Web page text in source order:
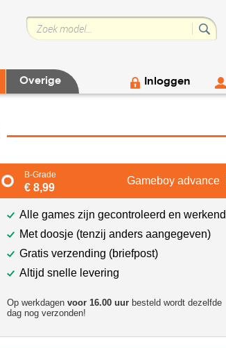
Overige Inloggen
B-Grade
€ 8,99
Gameboy advance |
Alle games zijn gecontroleerd en werkend
Met doosje (tenzij anders aangegeven)
Gratis verzending (briefpost)
Altijd snelle levering
Op werkdagen voor 16.00 uur besteld wordt dezelfde
dag nog verzonden!